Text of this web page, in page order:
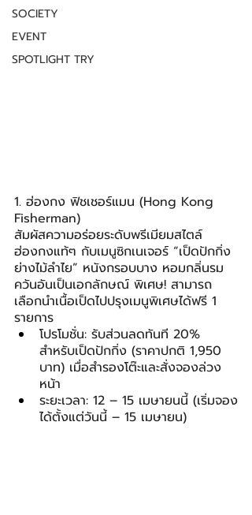
SOCIETY
EVENT
SPOTLIGHT TRY
1. ฮ่องกง ฟิชเชอร์แมน (Hong Kong
Fisherman)
สัมผัสความอร่อยระดับพรีเมียมสไตล์
ฮ่องกงแท้ๆ กับเมนูซิกเนเจอร์ “เป็ดปักกิ่ง
ย่างไม้ลำไย” หนังกรอบบาง หอมกลิ่นรม
ควันอันเป็นเอกลักษณ์ พิเศษ! สามารถ
เลือกนำเนื้อเป็ดไปปรุงเมนูพิเศษได้ฟรี 1
รายการ
โปรโมชั่น: รับส่วนลดทันที 20%
สำหรับเป็ดปักกิ่ง (ราคาปกติ 1,950
บาท) เมื่อสำรองโต๊ะและสั่งจองล่วง
หน้า
ระยะเวลา: 12 – 15 เมษายนนี้ (เริ่มจอง
ได้ตั้งแต่วันนี้ – 15 เมษายน)